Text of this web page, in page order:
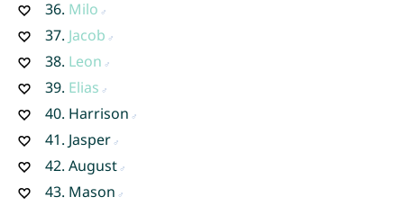
36. Milo
37. Jacob
38. Leon
39. Elias
40. Harrison
41. Jasper
42. August
43. Mason